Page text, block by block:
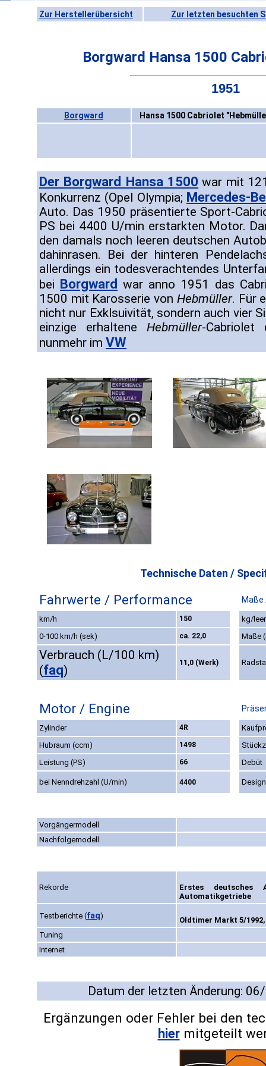
Zur Herstellerübersicht Zur letzten besuchten
Borgward Hansa 1500
1951
Borgward Hansa 1500 Cabriolet
Der Borgward Hansa 1500 war mit
Konkurrenz (Opel Olympia; Mercedes-
Auto. Das 1950 präsentierte Sport-
PS bei 4400 U/min erstarkten Motor.
den damals noch leeren deutschen
dahinrasen. Bei der hinteren
allerdings ein todesverachtendes
bei Borgward war anno 1951 das
1500 mit Karosserie von Hebmüller. Für
nicht nur Exklsuivität, sondern auch vier
einzige erhalteneHebmüller-
nunmehr im VW
Technische Daten /
Fahrwerte / Performance
km/h 150
kg/leer
0-100 km/h (sek)
ca. 22,0 Maße
Verbrauch (L/100 km)
(faq)
11,0 (Werk)
Motor / Engine
Zylinder 4R
Hubraum (ccm)
1498
Leistung (PS)
66 Debüt
bei Nenndrehzahl (U/min) 4400 Design
Vorgängermodell
Nachfolgemodell
Rekorde
Erstes deutsches
Automatikgetriebe
Testberichte (faq)
Oldtimer Markt 5/1992,
Tuning
Internet
Datum der letzten Änderung:
Ergänzungen oder Fehler bei den
hiermitgeteilt